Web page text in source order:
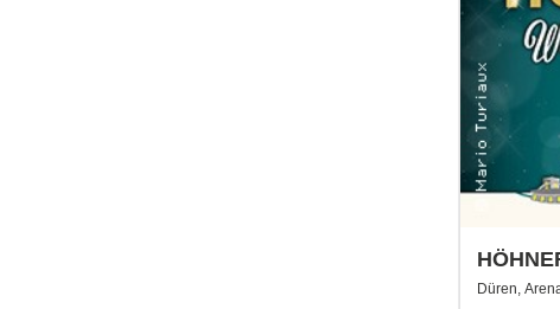
2026
Düren,